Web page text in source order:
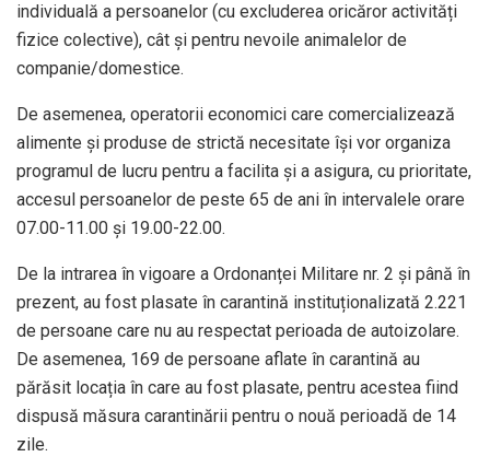
individuală a persoanelor (cu excluderea oricăror activități
fizice colective), cât și pentru nevoile animalelor de
companie/domestice.
De asemenea, operatorii economici care comercializează
alimente și produse de strictă necesitate își vor organiza
programul de lucru pentru a facilita și a asigura, cu prioritate,
accesul persoanelor de peste 65 de ani în intervalele orare
07.00-11.00 și 19.00-22.00.
De la intrarea în vigoare a Ordonanței Militare nr. 2 și până în
prezent, au fost plasate în carantină instituționalizată 2.221
de persoane care nu au respectat perioada de autoizolare.
De asemenea, 169 de persoane aflate în carantină au
părăsit locația în care au fost plasate, pentru acestea fiind
dispusă măsura carantinării pentru o nouă perioadă de 14
zile.